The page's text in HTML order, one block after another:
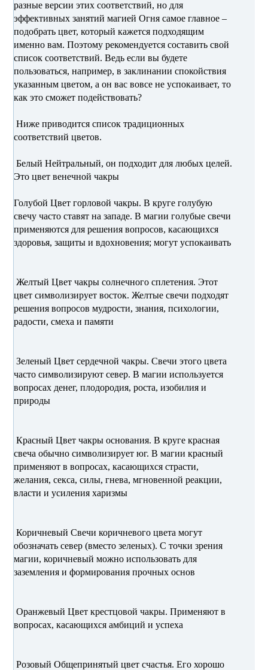
разные версии этих соответствий, но для
эффективных занятий магией Огня самое главное –
подобрать цвет, который кажется подходящим
именно вам. Поэтому рекомендуется составить свой
список соответствий. Ведь если вы будете
пользоваться, например, в заклинании спокойствия
указанным цветом, а он вас вовсе не успокаивает, то
как это сможет подействовать?
Ниже приводится список традиционных
соответствий цветов.
Белый Нейтральный, он подходит для любых целей.
Это цвет венечной чакры
Голубой Цвет горловой чакры. В круге голубую
свечу часто ставят на западе. В магии голубые свечи
применяются для решения вопросов, касающихся
здоровья, защиты и вдохновения; могут успокаивать
Желтый Цвет чакры солнечного сплетения. Этот
цвет символизирует восток. Желтые свечи подходят
решения вопросов мудрости, знания, психологии,
радости, смеха и памяти
Зеленый Цвет сердечной чакры. Свечи этого цвета
часто символизируют север. В магии используется
вопросах денег, плодородия, роста, изобилия и
природы
Красный Цвет чакры основания. В круге красная
свеча обычно символизирует юг. В магии красный
применяют в вопросах, касающихся страсти,
желания, секса, силы, гнева, мгновенной реакции,
власти и усиления харизмы
Коричневый Свечи коричневого цвета могут
обозначать север (вместо зеленых). С точки зрения
магии, коричневый можно использовать для
заземления и формирования прочных основ
Оранжевый Цвет крестцовой чакры. Применяют в
вопросах, касающихся амбиций и успеха
Розовый Общепринятый цвет счастья. Его хорошо